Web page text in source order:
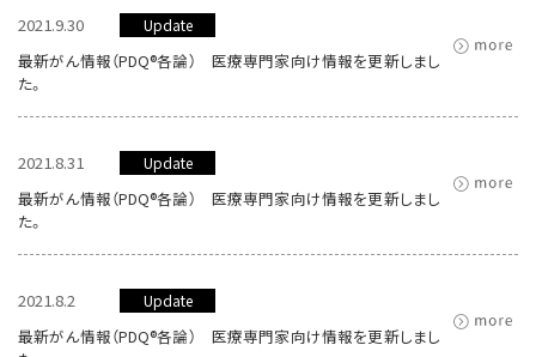
2021.9.30 Update
最新がん情報（PDQ®各論） 医療専門家向け情報を更新しまし
た。
2021.8.31 Update
最新がん情報（PDQ®各論） 医療専門家向け情報を更新しまし
た。
2021.8.2 Update
最新がん情報（PDQ®各論） 医療専門家向け情報を更新しまし